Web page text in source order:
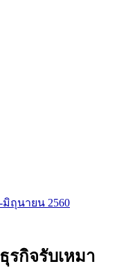
ถุนายน 2560
รกิจรับเหมา